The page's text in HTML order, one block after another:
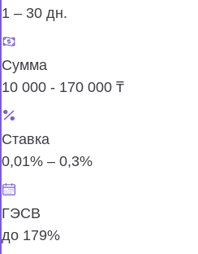
1 – 30 дн.
Сумма
10 000 - 170 000 ₸
Ставка
0,01% – 0,3%
ГЭСВ
до 179%